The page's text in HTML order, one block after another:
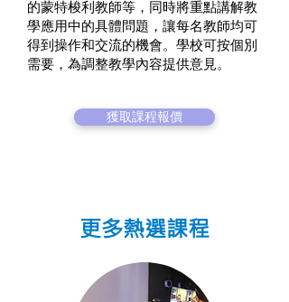
的蒙特梭利教師等，同時將重點講解教
學應用中的具體問題，讓每名教師均可
得到操作和交流的機會。學校可按個別
需要，為調整教學內容提供意見。
獲取課程報價
更多熱選課程